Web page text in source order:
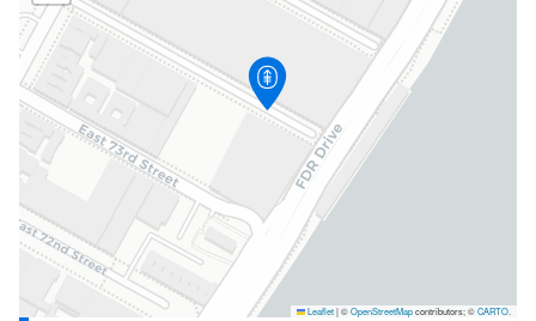
Leaflet|©OpenStreetMapcontributors; ©CARTO.